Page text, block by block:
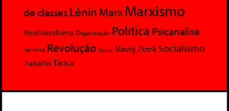
de classesLênin MarxMarxismo
Neoliberalismo Organização Política Psicanalise
racismo Revolução Rússia Slavoj Zizek Socialismo
Trabalho Tática